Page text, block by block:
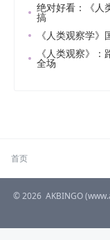
绝对好看：《人
搞
《人类观察学》
《人类观察》
全场
首页
© 2026 AKBINGO